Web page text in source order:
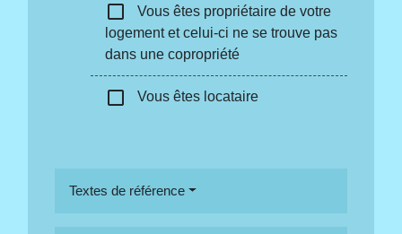
check_box_outline_blank
Vous êtes propriétaire de votre
logement et celui-ci ne se trouve pas
dans une copropriété
check_box_outline_blank Vous êtes locataire
Textes de référence